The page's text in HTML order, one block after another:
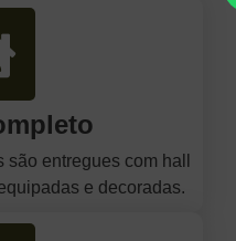
entregues com hall
e decoradas.